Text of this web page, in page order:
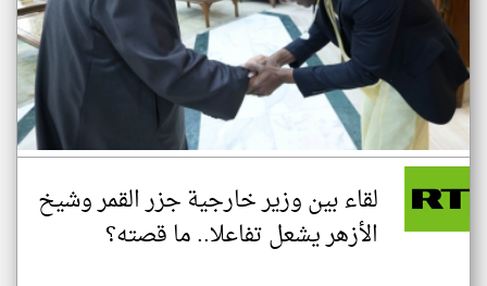
لقاء بين وزير خارجية جزر القمر وشيخ
الأزهر يشعل تفاعلا.. ما قصته؟